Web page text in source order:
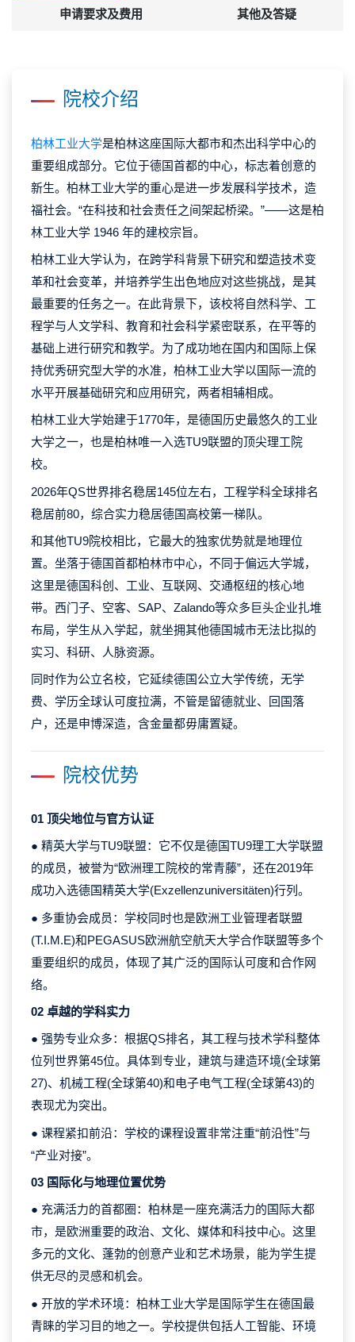
申请要求及费用 其他及答疑
院校介绍
柏林工业大学是柏林这座国际大都市和杰出科学中心的
重要组成部分。它位于德国首都的中心，标志着创意的
新生。柏林工业大学的重心是进一步发展科学技术，造
福社会。“在科技和社会责任之间架起桥梁。”——这是柏
林工业大学 1946 年的建校宗旨。
柏林工业大学认为，在跨学科背景下研究和塑造技术变
革和社会变革，并培养学生出色地应对这些挑战，是其
最重要的任务之一。在此背景下，该校将自然科学、工
程学与人文学科、教育和社会科学紧密联系，在平等的
基础上进行研究和教学。为了成功地在国内和国际上保
持优秀研究型大学的水准，柏林工业大学以国际一流的
水平开展基础研究和应用研究，两者相辅相成。
柏林工业大学始建于1770年，是德国历史最悠久的工业
大学之一，也是柏林唯一入选TU9联盟的顶尖理工院
校。
2026年QS世界排名稳居145位左右，工程学科全球排名
稳居前80，综合实力稳居德国高校第一梯队。
和其他TU9院校相比，它最大的独家优势就是地理位
置。坐落于德国首都柏林市中心，不同于偏远大学城，
这里是德国科创、工业、互联网、交通枢纽的核心地
带。西门子、空客、SAP、Zalando等众多巨头企业扎堆
布局，学生从入学起，就坐拥其他德国城市无法比拟的
实习、科研、人脉资源。
同时作为公立名校，它延续德国公立大学传统，无学
费、学历全球认可度拉满，不管是留德就业、回国落
户，还是申博深造，含金量都毋庸置疑。
院校优势
01 顶尖地位与官方认证
● 精英大学与TU9联盟：它不仅是德国TU9理工大学联盟
的成员，被誉为“欧洲理工院校的常青藤”，还在2019年
成功入选德国精英大学(Exzellenzuniversitäten)行列。
● 多重协会成员：学校同时也是欧洲工业管理者联盟
(T.I.M.E)和PEGASUS欧洲航空航天大学合作联盟等多个
重要组织的成员，体现了其广泛的国际认可度和合作网
络。
02 卓越的学科实力
● 强势专业众多：根据QS排名，其工程与技术学科整体
位列世界第45位。具体到专业，建筑与建造环境(全球第
27)、机械工程(全球第40)和电子电气工程(全球第43)的
表现尤为突出。
● 课程紧扣前沿：学校的课程设置非常注重“前沿性”与
“产业对接”。
03 国际化与地理位置优势
● 充满活力的首都圈：柏林是一座充满活力的国际大都
市，是欧洲重要的政治、文化、媒体和科技中心。这里
多元的文化、蓬勃的创意产业和艺术场景，能为学生提
供无尽的灵感和机会。
● 开放的学术环境：柏林工业大学是国际学生在德国最
青睐的学习目的地之一。学校提供包括人工智能、环境